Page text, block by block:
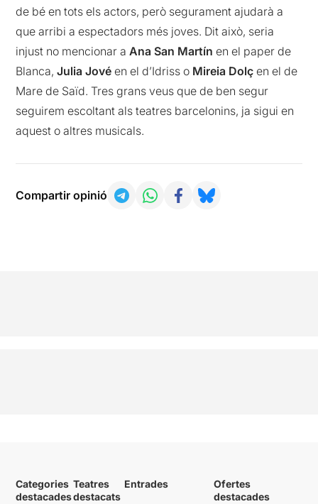
de bé en tots els actors, però segurament ajudarà a
que arribi a espectadors més joves. Dit això, seria
injust no mencionar aAna San Martínen el paper de
Blanca,Julia Jové en el d’Idriss o Mireia Dolç en el de
Mare de Saïd. Tres grans veus que de ben segur
seguirem escoltant als teatres barcelonins, ja sigui en
aquest o altres musicals.
Compartir opinió
Categories
destacades
Teatres
destacats
Entrades
Ofertes
destacades